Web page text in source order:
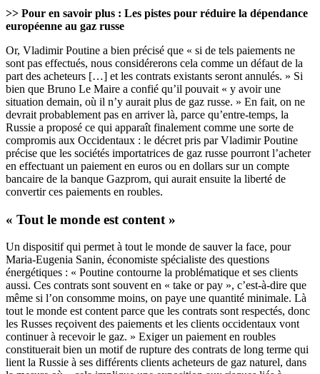
>> Pour en savoir plus : Les pistes pour réduire la dépendance
européenne au gaz russe
Or, Vladimir Poutine a bien précisé que « si de tels paiements ne
sont pas effectués, nous considérerons cela comme un défaut de la
part des acheteurs […] et les contrats existants seront annulés. » Si
bien que Bruno Le Maire a confié qu’il pouvait « y avoir une
situation demain, où il n’y aurait plus de gaz russe. » En fait, on ne
devrait probablement pas en arriver là, parce qu’entre-temps, la
Russie a proposé ce qui apparaît finalement comme une sorte de
compromis aux Occidentaux : le décret pris par Vladimir Poutine
précise que les sociétés importatrices de gaz russe pourront l’acheter
en effectuant un paiement en euros ou en dollars sur un compte
bancaire de la banque Gazprom, qui aurait ensuite la liberté de
convertir ces paiements en roubles.
« Tout le monde est content »
Un dispositif qui permet à tout le monde de sauver la face, pour
Maria-Eugenia Sanin, économiste spécialiste des questions
énergétiques : « Poutine contourne la problématique et ses clients
aussi. Ces contrats sont souvent en « take or pay », c’est-à-dire que
même si l’on consomme moins, on paye une quantité minimale. Là
tout le monde est content parce que les contrats sont respectés, donc
les Russes reçoivent des paiements et les clients occidentaux vont
continuer à recevoir le gaz. » Exiger un paiement en roubles
constituerait bien un motif de rupture des contrats de long terme qui
lient la Russie à ses différents clients acheteurs de gaz naturel, dans